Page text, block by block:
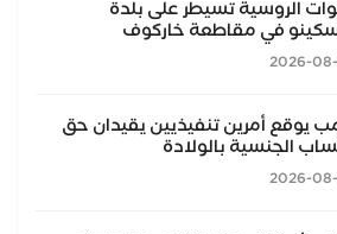
الروسية تسيطر على بلدة
في مقاطعة خاركوف
يوقع أمرين تنفيذيين يقيدان حق
الجنسية بالولادة